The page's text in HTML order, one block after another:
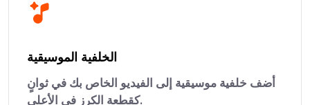
الخلفية الموسيقية
أضف خلفية موسيقية إلى الفيديو الخاص بك في ثوانٍ
كقطعة الكرز في الأعلى.